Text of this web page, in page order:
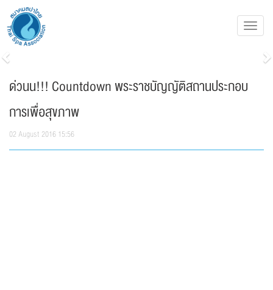
Previous
ด่วนน!!! Countdown พระราชบัญญัติสถานประกอบ
การเพื่อสุขภาพ
02 August 2016 15:56